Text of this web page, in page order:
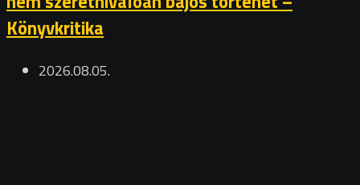
Könyvkritika
2026.08.05.